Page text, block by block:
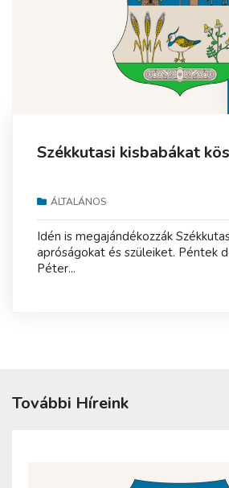
Székkutasi kisbabákat
ÁLTALÁNOS
Idén is megajándékozzák
apróságokat és szüleiket. Péntek
Péter...
További Híreink